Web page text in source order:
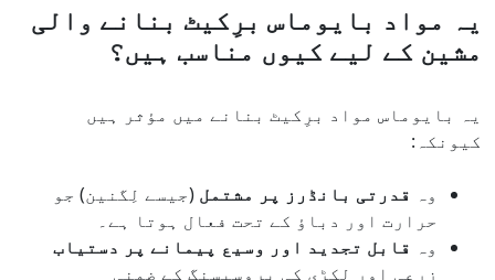
یہ مواد بایوماس برِکیٹ بنانے والی
مشین کے لیے کیوں مناسب ہیں؟
یہ بایوماس مواد برِکیٹ بنانے میں مؤثر ہیں
کیونکہ:
وہ قدرتی بانڈرز پر مشتمل (جیسے لِگنین) جو
حرارت اور دباؤ کے تحت فعال ہوتا ہے۔
وہ قابل تجدید اور وسیع پیمانے پر دستیاب
زرعی اور لکڑی کی پروسیسنگ کے ضمنی